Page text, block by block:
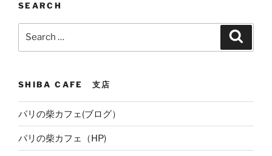
SEARCH
SHIBA CAFE 支店
パリの柴カフェ(ブログ）
パリの柴カフェ（HP)